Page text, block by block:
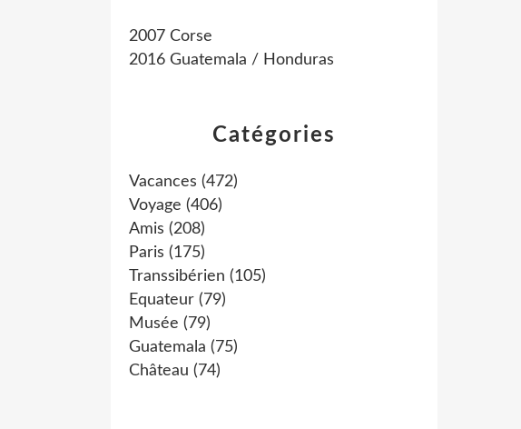
Catégories
Vacances (472)
Voyage (406)
Amis (208)
Paris (175)
Transsibérien (105)
Equateur (79)
Musée (79)
Guatemala (75)
Château (74)
2007 Corse
2016 Guatemala / Honduras